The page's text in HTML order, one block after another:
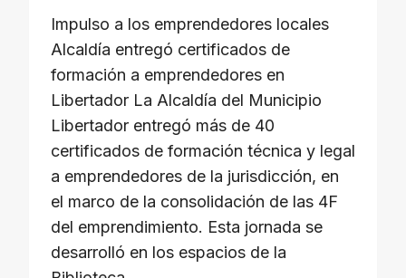
Impulso a los emprendedores locales
Alcaldía entregó certificados de
formación a emprendedores en
Libertador La Alcaldía del Municipio
Libertador entregó más de 40
certificados de formación técnica y legal
a emprendedores de la jurisdicción, en
el marco de la consolidación de las 4F
del emprendimiento. Esta jornada se
desarrolló en los espacios de la